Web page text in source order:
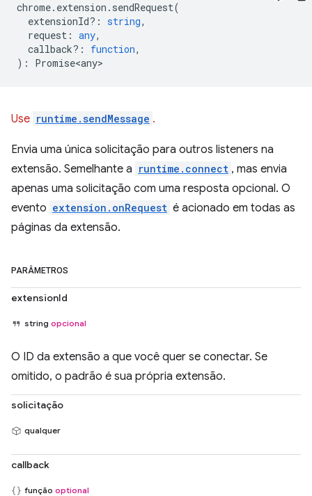
chrome. extension . sendRequest(
extensionId? : string,
request : any,
callback? : function,
) : Promise<any>
Use runtime.sendMessage .
Envia uma única solicitação para outros listeners na
extensão. Semelhante a runtime.connect , mas envia
apenas uma solicitação com uma resposta opcional. O
evento extension.onRequest é acionado em todas as
páginas da extensão.
PARÂMETROS
extensionId
string opcional
O ID da extensão a que você quer se conectar. Se
omitido, o padrão é sua própria extensão.
solicitação
qualquer
callback
função optional